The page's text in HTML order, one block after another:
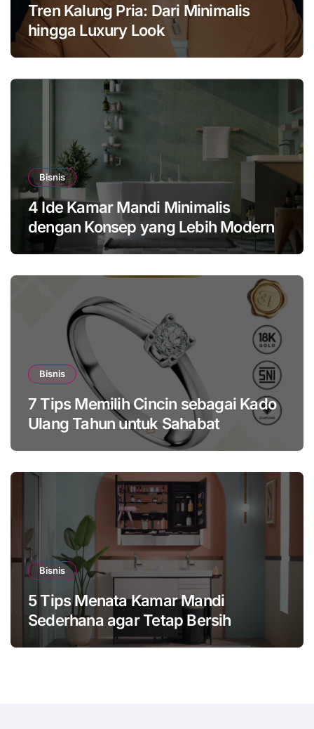
Tren Kalung Pria: Dari Minimalis
hingga Luxury Look
Bisnis
4 Ide Kamar Mandi Minimalis
dengan Konsep yang Lebih Modern
Bisnis
7 Tips Memilih Cincin sebagai Kado
Ulang Tahun untuk Sahabat
Bisnis
5 Tips Menata Kamar Mandi
Sederhana agar Tetap Bersih